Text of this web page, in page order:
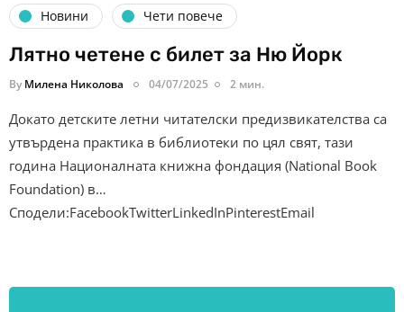
Новини Чети повече
Лятно четене с билет за Ню Йорк
By Милена Николова 04/07/2025 2 мин.
Докато детските летни читателски предизвикателства са
утвърдена практика в библиотеки по цял свят, тази
година Националната книжна фондация (National Book
Foundation) в…
Сподели:FacebookTwitterLinkedInPinterestEmail